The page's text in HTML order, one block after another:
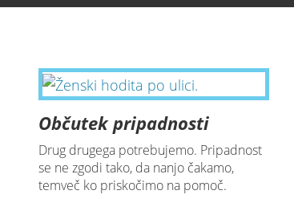
Občutek pripadnosti
Drug drugega potrebujemo. Pripadnost
se ne zgodi tako, da nanjo čakamo,
temveč ko priskočimo na pomoč.